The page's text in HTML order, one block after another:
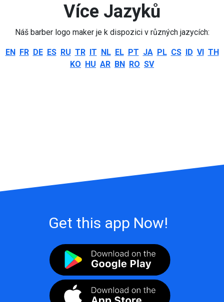
Více Jazyků
Náš barber logo maker je k dispozici v různých jazycích:
EN FR DE ES RU TR IT NL EL PT JA PL CS ID VI TH
KO HU AR BN RO SV
Get this app Now!